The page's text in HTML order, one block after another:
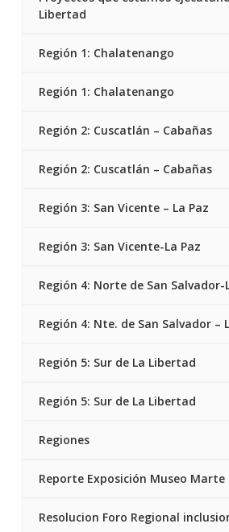
Libertad
Región 1: Chalatenango
Región 1: Chalatenango
Región 2: Cuscatlán – Cabañas
Región 2: Cuscatlán – Cabañas
Región 3: San Vicente – La Paz
Región 3: San Vicente-La Paz
Región 4: Norte de San
Región 4: Nte. de San Salvador –
Región 5: Sur de La Libertad
Región 5: Sur de La Libertad
Regiones
Reporte Exposición Museo Marte
Resolucion Foro Regional